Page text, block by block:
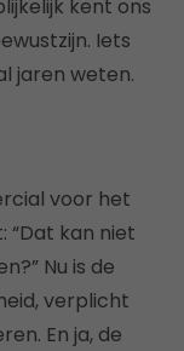
kent ons
Iets
jaren weten.
voor het
“Dat kan niet
Nu is de
verplicht
En ja, de